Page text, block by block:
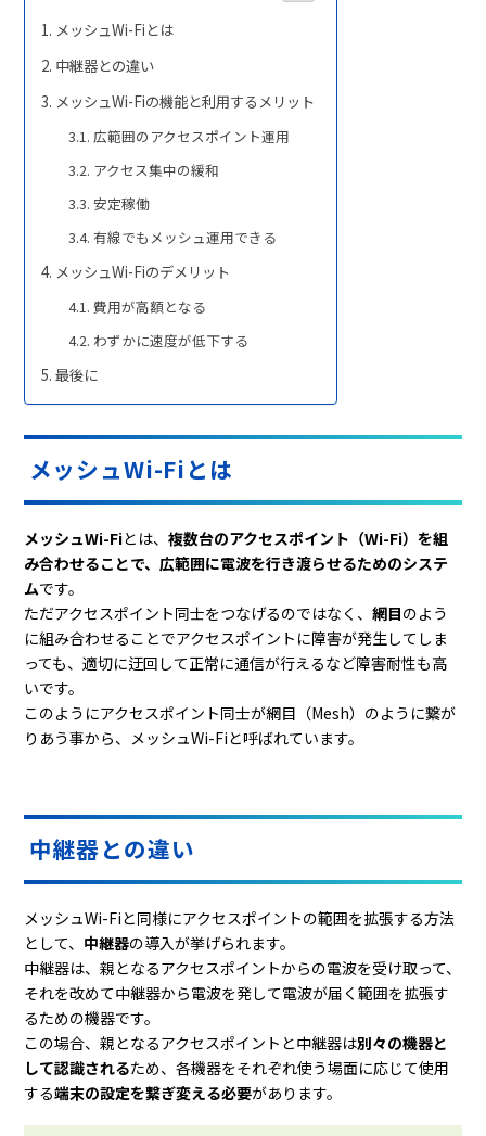
メッシュWi-Fiとは
中継器との違い
メッシュWi-Fiの機能と利用するメリット
広範囲のアクセスポイント運用
アクセス集中の緩和
安定稼働
有線でもメッシュ運用できる
メッシュWi-Fiのデメリット
費用が高額となる
わずかに速度が低下する
最後に
メッシュWi-Fiとは
メッシュWi-Fiとは、複数台のアクセスポイント（Wi-Fi）を組
み合わせることで、広範囲に電波を行き渡らせるためのシステ
ムです。
ただアクセスポイント同士をつなげるのではなく、網目のよう
に組み合わせることでアクセスポイントに障害が発生してしま
っても、適切に迂回して正常に通信が行えるなど障害耐性も高
いです。
このようにアクセスポイント同士が網目（Mesh）のように繋が
りあう事から、メッシュWi-Fiと呼ばれています。
中継器との違い
メッシュWi-Fiと同様にアクセスポイントの範囲を拡張する方法
として、 中継器の導入が挙げられます。
中継器は、親となるアクセスポイントからの電波を受け取って、
それを改めて中継器から電波を発して電波が届く範囲を拡張す
るための機器です。
この場合、親となるアクセスポイントと中継器は別々の機器と
して認識されるため、各機器をそれぞれ使う場面に応じて使用
する端末の設定を繋ぎ変える必要があります。